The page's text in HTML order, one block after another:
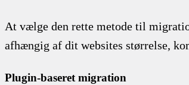
At vælge den rette metode til
afhængig af dit websites størrelse,
Plugin-baseret migration